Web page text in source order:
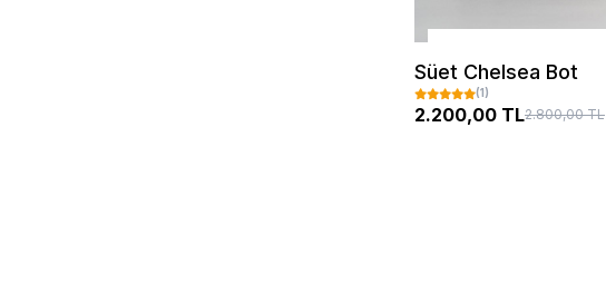
Süet Chelsea Bot
(1)
2.200,00 TL2.800,00 TL